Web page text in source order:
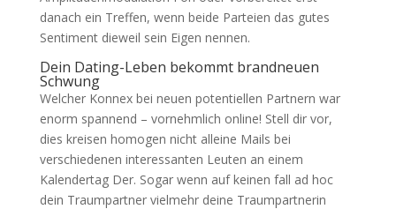
danach ein Treffen, wenn beide Parteien das gutes
Sentiment dieweil sein Eigen nennen.
Dein Dating-Leben bekommt brandneuen
Schwung
Welcher Konnex bei neuen potentiellen Partnern war
enorm spannend – vornehmlich online! Stell dir vor,
dies kreisen homogen nicht alleine Mails bei
verschiedenen interessanten Leuten an einem
Kalendertag Der. Sogar wenn auf keinen fall ad hoc
dein Traumpartner vielmehr deine Traumpartnerin